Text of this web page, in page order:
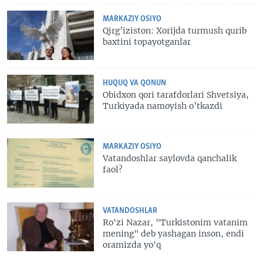
MARKAZIY OSIYO
Qirg’iziston: Xorijda turmush qurib
baxtini topayotganlar
HUQUQ VA QONUN
Obidxon qori tarafdorlari Shvetsiya,
Turkiyada namoyish o’tkazdi
MARKAZIY OSIYO
Vatandoshlar saylovda qanchalik
faol?
VATANDOSHLAR
Ro'zi Nazar, "Turkistonim vatanim
mening" deb yashagan inson, endi
oramizda yo'q